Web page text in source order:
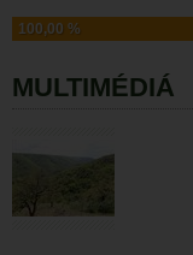
100,00 %
MULTIMÉDIÁ